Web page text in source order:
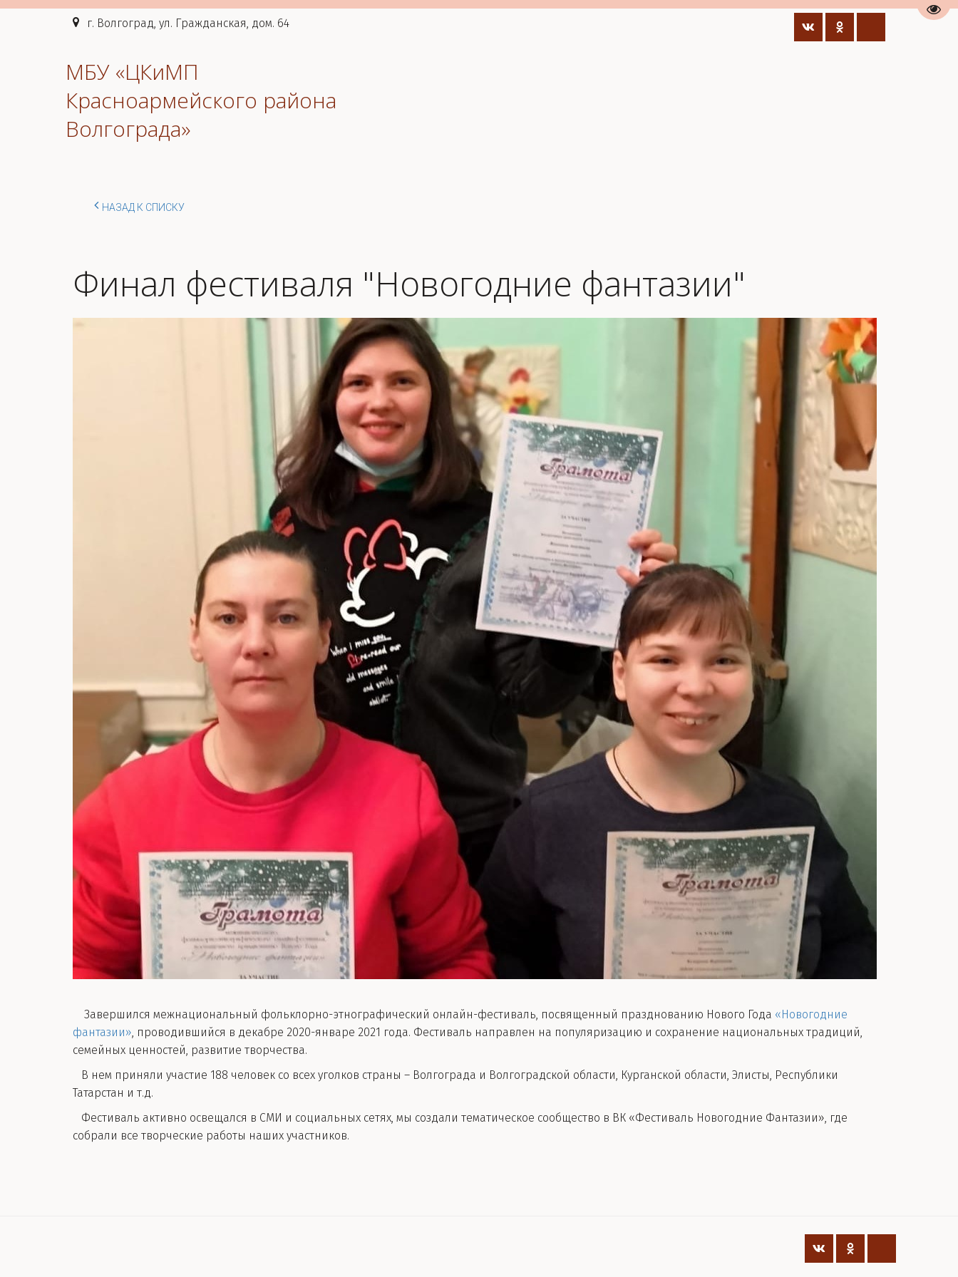
г. Волгоград, ул. Гражданская, дом. 64
МБУ «ЦКиМП
Красноармейского района
Волгограда»
НАЗАД К СПИСКУ
Финал фестиваля "Новогодние фантазии"
Завершился межнациональный фольклорно-этнографический онлайн-фестиваль, посвященный празднованию Нового Года «Новогодние
фантазии», проводившийся в декабре 2020-январе 2021 года. Фестиваль направлен на популяризацию и сохранение национальных традиций,
семейных ценностей, развитие творчества.
В нем приняли участие 188 человек со всех уголков страны – Волгограда и Волгоградской области, Курганской области, Элисты, Республики
Татарстан и т.д.
Фестиваль активно освещался в СМИ и социальных сетях, мы создали тематическое сообщество в ВК «Фестиваль Новогодние Фантазии», где
собрали все творческие работы наших участников.